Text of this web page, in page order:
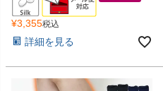
¥3,355税込
詳細を見る